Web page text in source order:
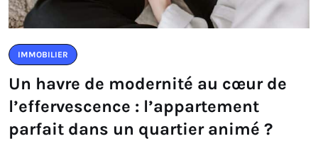
IMMOBILIER
Un havre de modernité au cœur de
l’effervescence : l’appartement
parfait dans un quartier animé ?